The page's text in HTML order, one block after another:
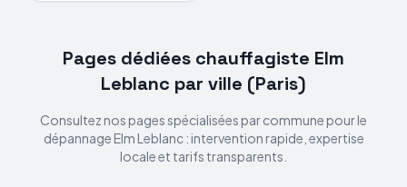
Pages dédiées chauffagiste Elm
Leblanc par ville (Paris)
Consultez nos pages spécialisées par commune pour le
dépannage Elm Leblanc: intervention rapide, expertise
locale et tarifs transparents.